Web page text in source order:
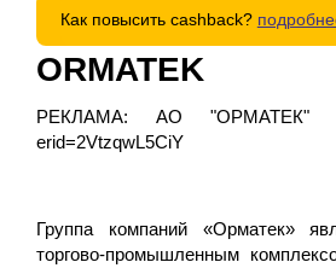
Как повысить cashback?
ORMATEK
РЕКЛАМА: АО "ОРМАТЕК"
erid=2VtzqwL5CiY
Группа компаний «Орматек»
торгово-промышленным